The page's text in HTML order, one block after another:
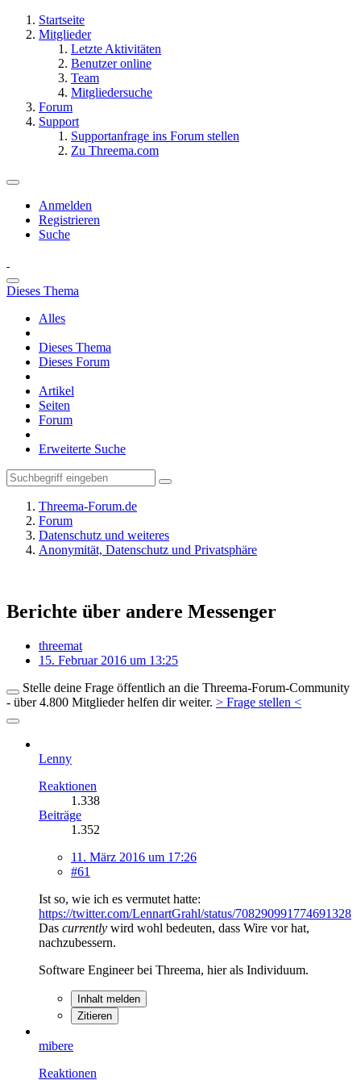
Startseite
Mitglieder
Letzte Aktivitäten
Benutzer online
Team
Mitgliedersuche
Forum
Support
Supportanfrage ins Forum stellen
Zu Threema.com
Anmelden
Registrieren
Suche
Dieses Thema
Alles
Dieses Thema
Dieses Forum
Artikel
Seiten
Forum
Erweiterte Suche
Threema-Forum.de
Forum
Datenschutz und weiteres
Anonymität, Datenschutz und Privatsphäre
Berichte über andere Messenger
threemat
15. Februar 2016 um 13:25
Stelle deine Frage öffentlich an die Threema-Forum-Community
- über 4.800 Mitglieder helfen dir weiter. > Frage stellen <
Lenny
Reaktionen
1.338
Beiträge
1.352
11. März 2016 um 17:26
#61
Ist so, wie ich es vermutet hatte:
https://twitter.com/LennartGrahl/status/708290991774691328
Das currently wird wohl bedeuten, dass Wire vor hat,
nachzubessern.
Software Engineer bei Threema, hier als Individuum.
Inhalt melden
Zitieren
mibere
Reaktionen